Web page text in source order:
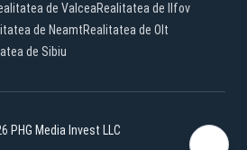
de ValceaRealitatea de Ilfov
de NeamtRealitatea de Olt
de Sibiu
PHG Media Invest LLC